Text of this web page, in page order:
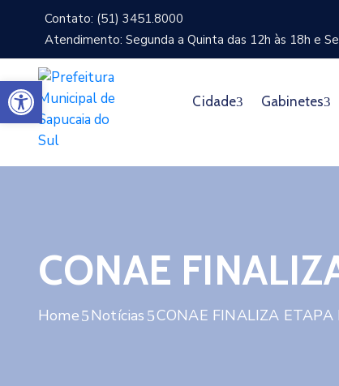
Contato: (51) 3451.8000
Atendimento: Segunda a Quinta das 12h às 18h e
Cidade Gabinetes
CONAE
Home Notícias CONAE FINALIZA
Abrir a barra de ferramentas